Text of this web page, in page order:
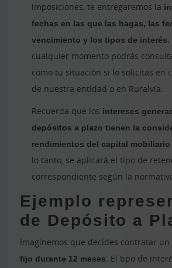
imposiciones, te entregaremos la
fechas en las que las hagas, las
vencimiento y los tipos de interés.
cualquier momento podrás
como tu situación si lo solicitas en
de nuestra entidad o en Ruralvía.
Recuerda que los intereses
depósitos a plazo tienen la
rendimientos del capital
lo tanto, se aplicará el tipo de
correspondiente según la
Ejemplo
de Depósito a
Imaginemos que decides contratar un
fijo durante 12 meses. El tipo de